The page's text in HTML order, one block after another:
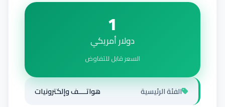
1
دولار أمريكي
السعر قابل للتفاوض
الفئة الرئيسية هواتــــف وإلكترونيات